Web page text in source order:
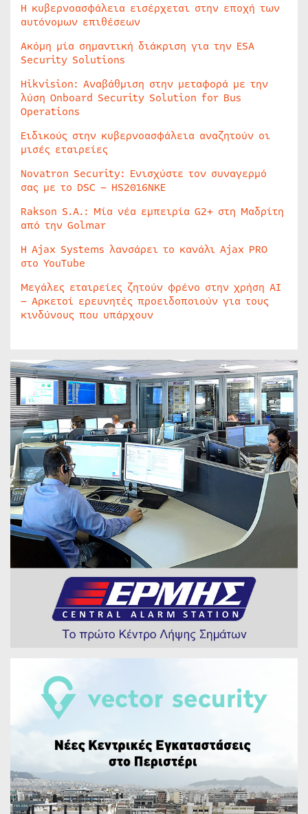
Η κυβερνοασφάλεια εισέρχεται στην εποχή των
αυτόνομων επιθέσεων
Ακόμη μία σημαντική διάκριση για την ESA
Security Solutions
Hikvision: Αναβάθμιση στην μεταφορά με την
λύση Onboard Security Solution for Bus
Operations
Ειδικούς στην κυβερνοασφάλεια αναζητούν οι
μισές εταιρείες
Novatron Security: Ενισχύστε τον συναγερμό
σας με το DSC – HS2016NKE
Rakson S.A.: Μία νέα εμπειρία G2+ στη Μαδρίτη
από την Golmar
Η Ajax Systems λανσάρει το κανάλι Ajax PRO
στο YouTube
Μεγάλες εταιρείες ζητούν φρένο στην χρήση AI
– Αρκετοί ερευνητές προειδοποιούν για τους
κινδύνους που υπάρχουν